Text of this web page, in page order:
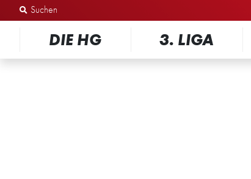
Zum Inhalt springen
DIE HG 3. LIGA